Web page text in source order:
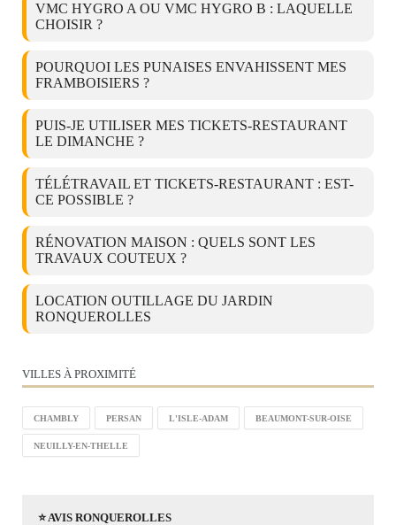
VMC HYGRO A OU VMC HYGRO B : LAQUELLE
CHOISIR ?
POURQUOI LES PUNAISES ENVAHISSENT MES
FRAMBOISIERS ?
PUIS-JE UTILISER MES TICKETS-RESTAURANT
LE DIMANCHE ?
TÉLÉTRAVAIL ET TICKETS-RESTAURANT : EST-
CE POSSIBLE ?
RÉNOVATION MAISON : QUELS SONT LES
TRAVAUX COUTEUX ?
LOCATION OUTILLAGE DU JARDIN
RONQUEROLLES
VILLES À PROXIMITÉ
CHAMBLY PERSAN L'ISLE-ADAM BEAUMONT-SUR-OISE
NEUILLY-EN-THELLE
⭐ AVIS RONQUEROLLES